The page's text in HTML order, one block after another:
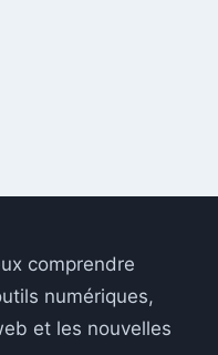
comprendre
numériques,
et les nouvelles